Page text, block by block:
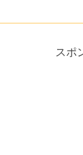
スポ